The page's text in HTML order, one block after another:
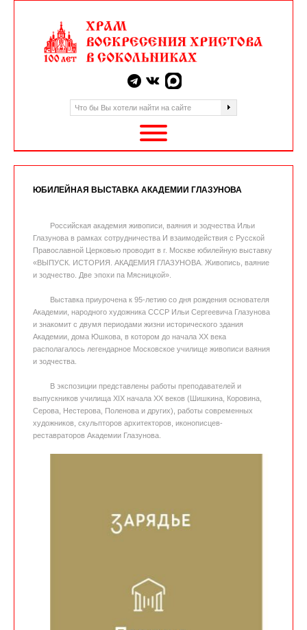
ЮБИЛЕЙНАЯ ВЫСТАВКА АКАДЕМИИ ГЛАЗУНОВА
Российская академия живописи, ваяния и зодчества Ильи
Глазунова в рамках сотрудничества И взаимодействия с Русской
Православной Церковью проводит в г. Москве юбилейную выставку
«ВЫПУСК. ИСТОРИЯ. АКАДЕМИЯ ГЛАЗУНОВА. Живопись, ваяние
и зодчество. Две эпохи па Мясницкой».
Выставка приурочена к 95-летию со дня рождения основателя
Академии, народного художника СССР Ильи Сергеевича Глазунова
и знакомит с двумя периодами жизни исторического здания
Академии, дома Юшкова, в котором до начала XX века
располагалось легендарное Московское училище живописи ваяния
и зодчества.
В экспозиции представлены работы преподавателей и
выпускников училища XIX начала XX веков (Шишкина, Коровина,
Серова, Нестерова, Поленова и других), работы современных
художников, скульпторов архитекторов, иконописцев-
реставраторов Академии Глазунова.